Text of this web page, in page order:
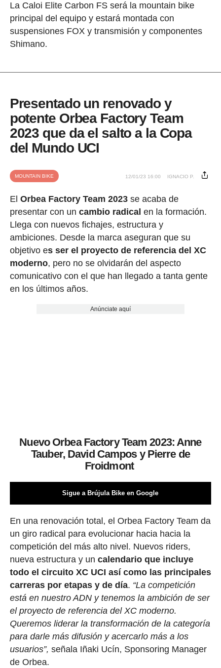
La Caloi Elite Carbon FS será la mountain bike
principal del equipo y estará montada con
suspensiones FOX y transmisión y componentes
Shimano.
Presentado un renovado y
potente Orbea Factory Team
2023 que da el salto a la Copa
del Mundo UCI
MOUNTAIN BIKE 12/01/23 16:00 IGNACIO P.
El Orbea Factory Team 2023 se acaba de
presentar con un cambio radical en la formación.
Llega con nuevos fichajes, estructura y
ambiciones. Desde la marca aseguran que su
objetivo es ser el proyecto de referencia del XC
moderno, pero no se olvidarán del aspecto
comunicativo con el que han llegado a tanta gente
en los últimos años.
Anúnciate aquí
Nuevo Orbea Factory Team 2023: Anne
Tauber, David Campos y Pierre de
Froidmont
Sigue a Brújula Bike en Google
En una renovación total, el Orbea Factory Team da
un giro radical para evolucionar hacia hacia la
competición del más alto nivel. Nuevos riders,
nueva estructura y un calendario que incluye
todo el circuito XC UCI así como las principales
carreras por etapas y de día. “La competición
está en nuestro ADN y tenemos la ambición de ser
el proyecto de referencia del XC moderno.
Queremos liderar la transformación de la categoría
para darle más difusión y acercarlo más a los
usuarios”, señala Iñaki Ucín, Sponsoring Manager
de Orbea.